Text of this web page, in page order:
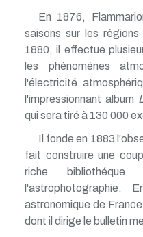
En 1876,
saisons sur les
1880, il effectue
les phénoménes
l'électricité
l'impressionnant album
qui sera tiré à 130 000
Il fonde en 1883
fait construire une
riche
astronomique de
dont il dirige le bulletin